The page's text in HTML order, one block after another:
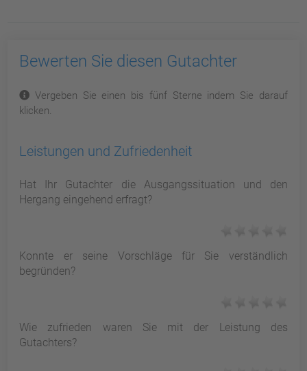
Bewerten Sie diesen Gutachter
Vergeben Sie einen bis fünf Sterne indem Sie darauf
klicken.
Leistungen und Zufriedenheit
Hat Ihr Gutachter die Ausgangssituation und den
Hergang eingehend erfragt?
Konnte er seine Vorschläge für Sie verständlich
begründen?
Wie zufrieden waren Sie mit der Leistung des
Gutachters?